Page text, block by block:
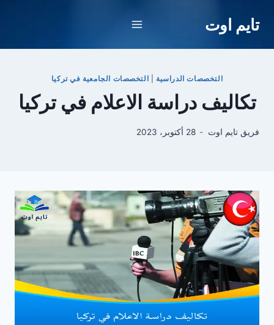
تايم اوت
التخصصات الدراسية التخصصات الجامعية في تركيا
تكاليف دراسة الاعلام في تركيا
فريق تايم اوت 28 أكتوبر، 2023